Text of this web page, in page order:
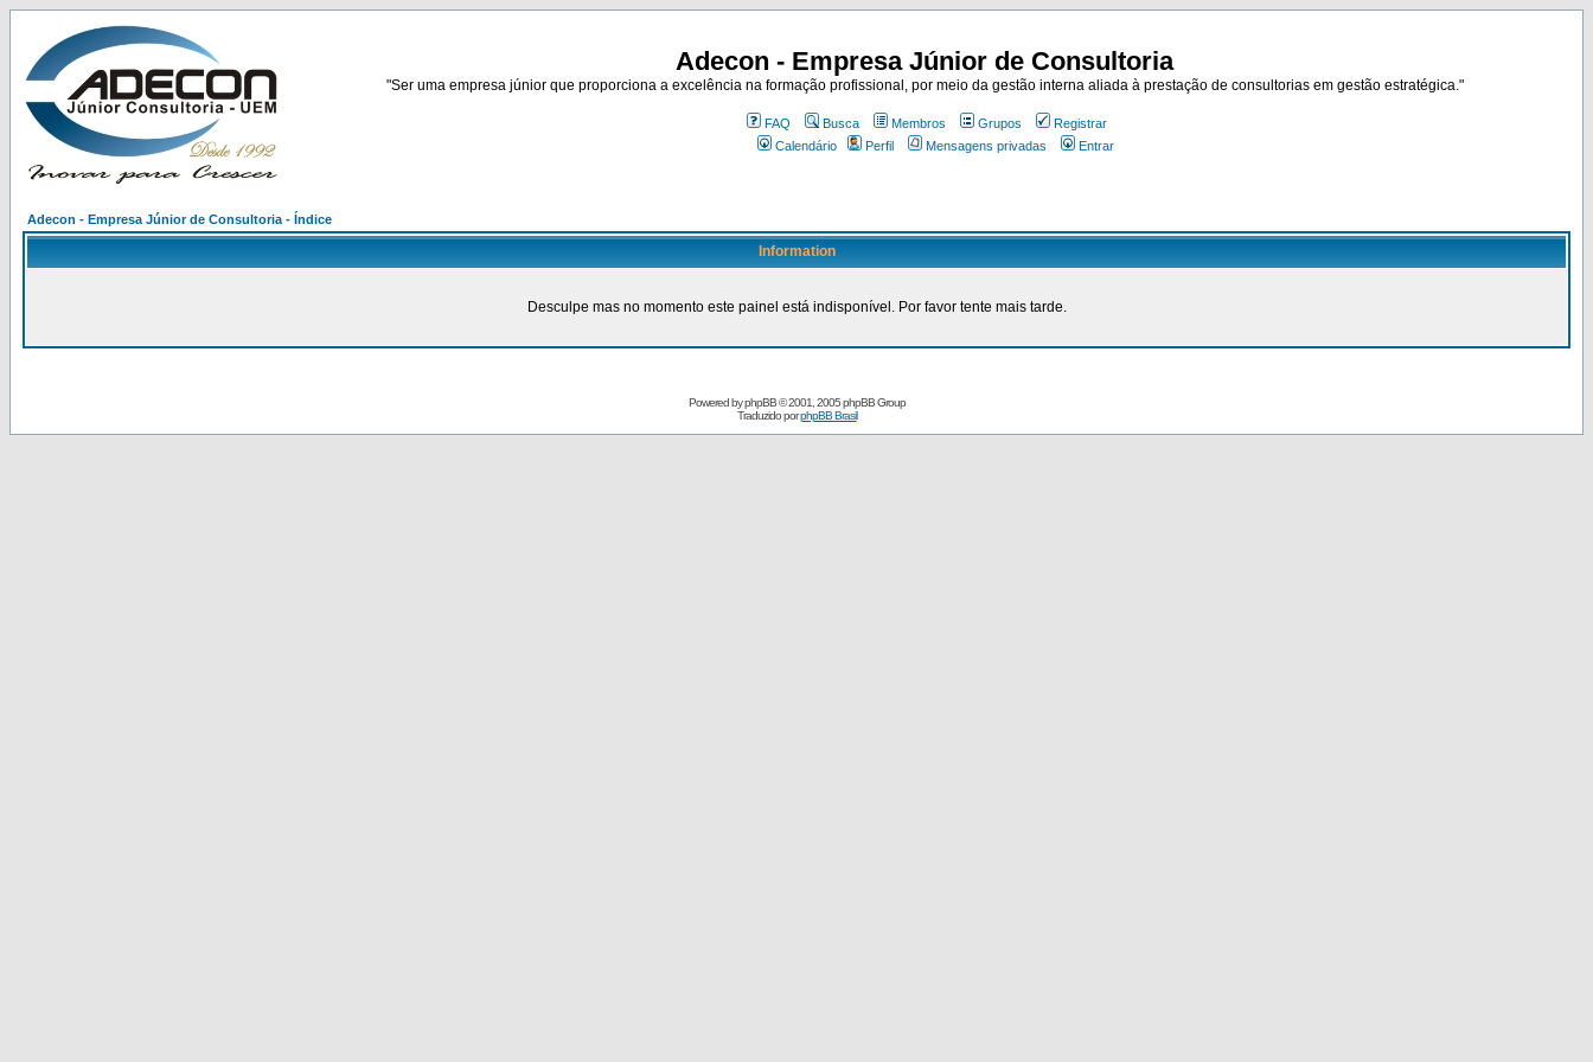
Adecon - Empresa Júnior de Consultoria
"Ser uma empresa júnior que proporciona a excelência na formação profissional, por meio da gestão interna aliada à prestação de consultorias em gestão estratégica."
FAQ Busca Membros Grupos
Registrar
Calendário
Perfil Mensagens privadas Entrar
Adecon - Empresa Júnior de Consultoria - Índice
Information
Desculpe mas no momento este painel está indisponível. Por favor tente mais tarde.
Powered byphpBB© 2001, 2005 phpBB Group
Traduzido porphpBB Brasil